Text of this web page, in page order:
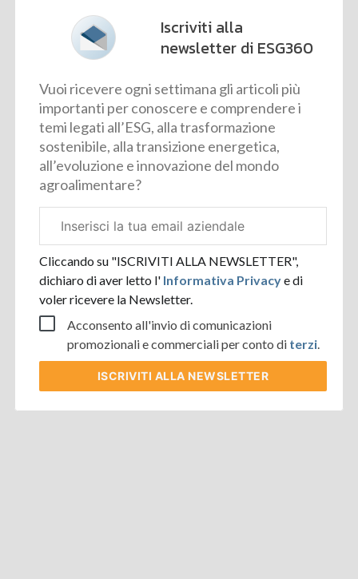
Iscriviti alla
newsletter di ESG360
Vuoi ricevere ogni settimana gli articoli più
importanti per conoscere e comprendere i
temi legati all’ESG, alla trasformazione
sostenibile, alla transizione energetica,
all’evoluzione e innovazione del mondo
agroalimentare?
aziendale
Cliccando su "ISCRIVITI ALLA NEWSLETTER",
dichiaro di aver letto l' Informativa Privacye di
voler ricevere la Newsletter.
Acconsento all'invio di comunicazioni
promozionali e commerciali per conto di terzi.
ISCRIVITI ALLA NEWSLETTER